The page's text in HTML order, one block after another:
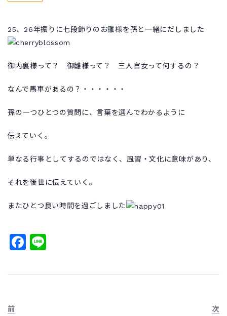
25、26年振りに七段飾りのお雛様を孫と一緒にだしました
御内裏様って？ 御雛様って？ 三人官女って何するの？
なんで馬車があるの？・・・・・・
孫の一つひとつの質問に、言葉を選んでわかるように
伝えていく。
単なる行事としてするのではなく、風習・文化に意味があり、
それを後世に伝えていく。
またひとつ良い時間を過ごしました
Facebook
前 次